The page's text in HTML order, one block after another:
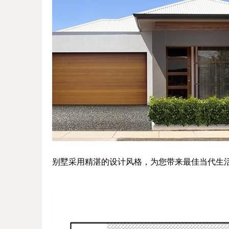
别墅采用精湛的设计风格，为您带来最佳当代生